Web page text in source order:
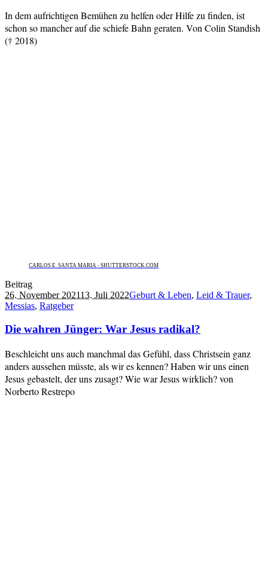
In dem aufrichtigen Bemühen zu helfen oder Hilfe zu finden, ist
schon so mancher auf die schiefe Bahn geraten. Von Colin Standish
(† 2018)
CARLOS E. SANTA MARIA - SHUTTERSTOCK.COM
Beitrag
26. November 202113. Juli 2022Geburt & Leben, Leid & Trauer,
Messias, Ratgeber
Die wahren Jünger: War Jesus radikal?
Beschleicht uns auch manchmal das Gefühl, dass Christsein ganz
anders aussehen müsste, als wir es kennen? Haben wir uns einen
Jesus gebastelt, der uns zusagt? Wie war Jesus wirklich? von
Norberto Restrepo